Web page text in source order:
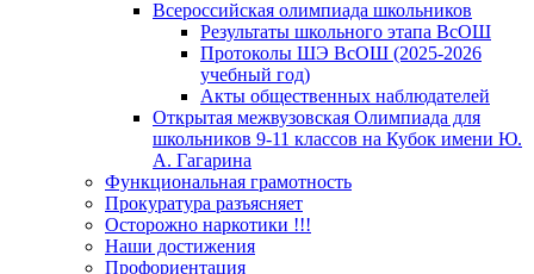
Всероссийская олимпиада школьников
Результаты школьного этапа ВсОШ
Протоколы ШЭ ВсОШ (2025-2026
учебный год)
Акты общественных наблюдателей
Открытая межвузовская Олимпиада для
школьников 9-11 классов на Кубок имени Ю.
А. Гагарина
Функциональная грамотность
Прокуратура разъясняет
Осторожно наркотики !!!
Наши достижения
Профориентация